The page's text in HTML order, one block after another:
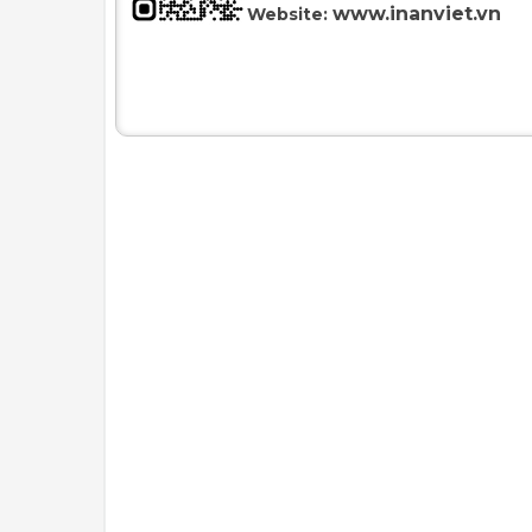
Website: www.inanviet.vn